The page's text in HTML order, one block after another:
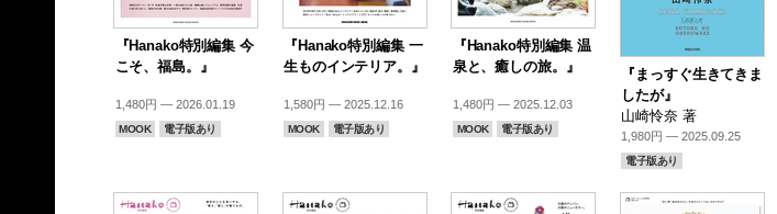
『Hanako特別編集 今
こそ、福島。』
1,480円 — 2026.01.19
MOOK 電子版あり
『Hanako特別編集 一
生ものインテリア。』
1,580円 — 2025.12.16
MOOK 電子版あり
『Hanako特別編集 温
泉と、癒しの旅。』
1,480円 — 2025.12.03
MOOK 電子版あり
『まっすぐ生きてきま
したが』
山崎怜奈 著
1,980円 — 2025.09.25
電子版あり